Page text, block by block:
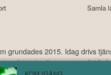
Samla
grundades 2015. Idag drivs
– ämnen som det